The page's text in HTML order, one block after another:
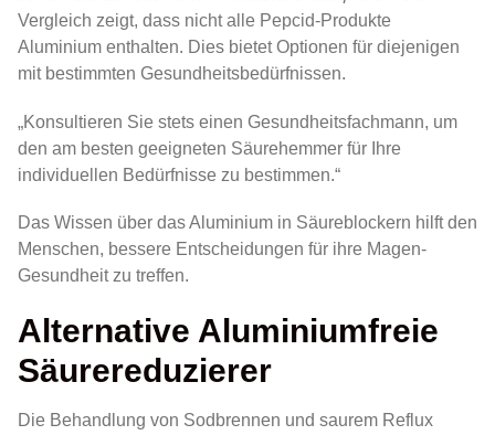
Vergleich zeigt, dass nicht alle Pepcid-Produkte
Aluminium enthalten. Dies bietet Optionen für diejenigen
mit bestimmten Gesundheitsbedürfnissen.
„Konsultieren Sie stets einen Gesundheitsfachmann, um
den am besten geeigneten Säurehemmer für Ihre
individuellen Bedürfnisse zu bestimmen.“
Das Wissen über das Aluminium in Säureblockern hilft den
Menschen, bessere Entscheidungen für ihre Magen-
Gesundheit zu treffen.
Alternative Aluminiumfreie
Säurereduzierer
Die Behandlung von Sodbrennen und saurem Reflux